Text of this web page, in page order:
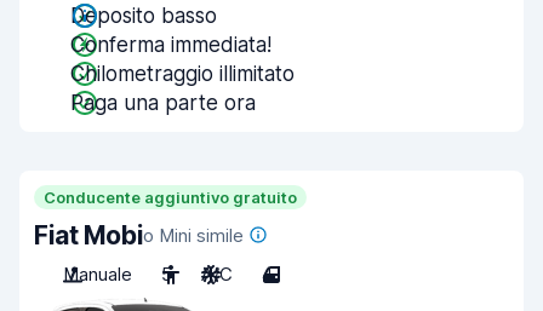
Deposito basso
Conferma immediata!
Chilometraggio illimitato
Paga una parte ora
Conducente aggiuntivo gratuito
Fiat Mobio Mini simile
Manuale
5 A/C 4